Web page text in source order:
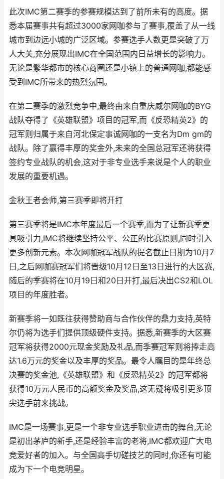
此次IMC第二赛季的参赛规模达到了前所未有的高度。据
悉本届赛事共有超过3000家网咖参与了赛事,覆盖了从一线
城市到边远小城的广泛区域。参赛选手人数更是突破了万
人大关,充分展现出IMC在全国范围内日益增长的影响力。
无论是繁华都市的核心商圈还是小镇上的普通网咖,都能感
受到IMC所带来的热烈氛围。
在第二赛季的激烈竞争中,最终由来自重庆威尔网咖的BYG
战队夺得了《英雄联盟》项目的冠军,而《反恐精英2》的
冠军则归属于来自河北保定事诚网咖的一支名为Dm gm的
战队。除了赢得丰厚的奖金外,未来的全国总冠军还将获得
签约专业战队的机会,这对于非专业选手来说是个人的职业
发展的重要机遇。
金秋王者会师,第三赛季即将开打
第三赛季将是IMC本年度最后一个赛季,而为了让新赛季更
具吸引力,IMC将继续坚持公平、公正的比赛原则,同时引入
更多创新元素。本次网咖冠军战队的提名截止日期为10月7
日,之后网咖赛冠军们将晋级10月12日至13日进行的大区赛,
随后的季赛将在10月19日和20日开打,最后决出CS2和LOL
项目的年度胜者。
新赛季将一如既往获得赞助商与合作伙伴的鼎力支持,英特
尔仍将为选手们提供顶级硬件支持。据悉,新赛季的大区赛
冠军将获得2000元现金奖励及礼品,而季赛冠军则将捧走高
达1.6万元的奖金以及丰厚的奖品。最令人瞩目的是年终总
决赛的奖金池,《英雄联盟》和《反恐精英2》的冠军都将
获得10万元人民币的高额奖金及奖品,这无疑将吸引更多顶
尖选手前来挑战。
IMC是一场赛事,更是一个非专业选手职业进击的舞台,无论
是初出茅庐的新手,还是经验丰富的老将,IMC都欢迎广大电
竞爱好者的加入。与全国高手切磋技艺的同时,你还有可能
成为下一个电竞明星。